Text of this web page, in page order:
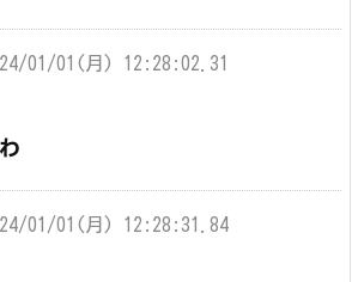
01/01(月) 12:28:02.31
01/01(月) 12:28:31.84